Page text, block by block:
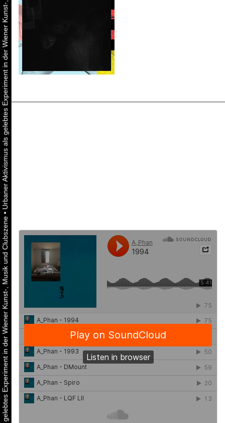
Urbaner Aktivismus als gelebtes Experiment in der Wiener Kunst-, Musik und Clubszene
•
Urbaner Aktivismus als gelebtes Experiment in der Wiener Kunst-, Musik und Clubszene